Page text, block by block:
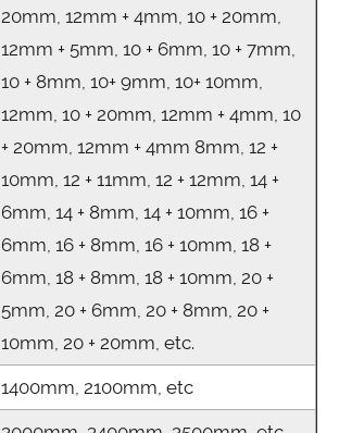
20mm, 12mm + 4mm, 10 + 20mm,
12mm + 5mm, 10 + 6mm, 10 + 7mm,
10 + 8mm, 10+ 9mm, 10+ 10mm,
12mm, 10 + 20mm, 12mm + 4mm, 10
+ 20mm, 12mm + 4mm 8mm, 12 +
10mm, 12 + 11mm, 12 + 12mm, 14 +
6mm, 14 + 8mm, 14 + 10mm, 16 +
6mm, 16 + 8mm, 16 + 10mm, 18 +
6mm, 18 + 8mm, 18 + 10mm, 20 +
5mm, 20 + 6mm, 20 + 8mm, 20 +
10mm, 20 + 20mm, etc.
1400mm, 2100mm, etc